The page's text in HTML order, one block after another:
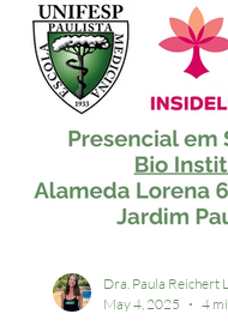
Dra. Paula Reichert
May 4, 2025
4